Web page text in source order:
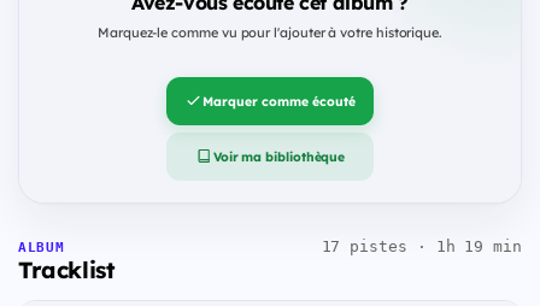
Marquez-le comme vu pour l'ajouter à votre historique.
Marquer comme écouté
Voir ma bibliothèque
ALBUM
Tracklist
17 pistes · 1h 19 min